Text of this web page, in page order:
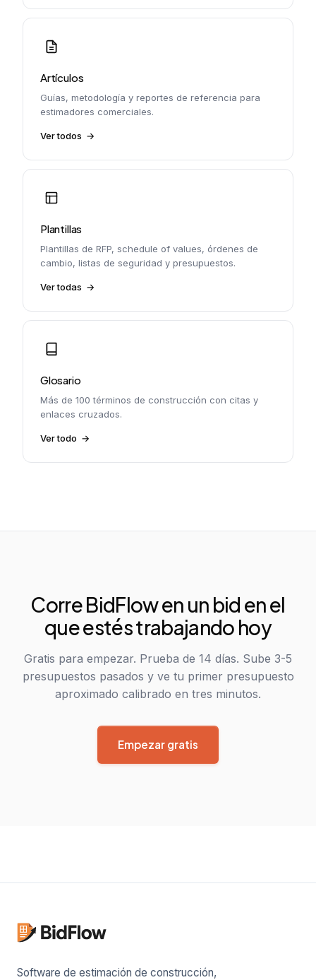
Artículos
Guías, metodología y reportes de referencia para
estimadores comerciales.
Ver todos
Plantillas
Plantillas de RFP, schedule of values, órdenes de
cambio, listas de seguridad y presupuestos.
Ver todas
Glosario
Más de 100 términos de construcción con citas y
enlaces cruzados.
Ver todo
Corre BidFlow en un bid en el
que estés trabajando hoy
Gratis para empezar. Prueba de 14 días. Sube 3-5
presupuestos pasados y ve tu primer presupuesto
aproximado calibrado en tres minutos.
Empezar gratis
Software de estimación de construcción,